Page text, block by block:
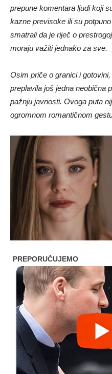
prepune komentara ljudi koji
kazne previsoke ili su
smatrali da je riječ o
moraju važiti jednako za sve.
Osim priče o granici i
preplavila još jedna neobična
pažnju javnosti. Ovoga puta
ogromnom romantičnom